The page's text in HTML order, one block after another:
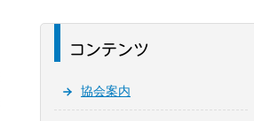
コンテンツ
協会案内